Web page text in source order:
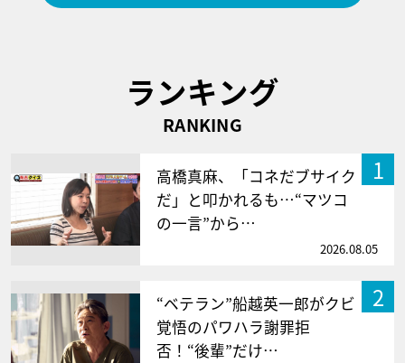
ランキング
RANKING
1
高橋真麻、「コネだブサイク
だ」と叩かれるも…“マツコ
の一言”から…
2026.08.05
2
“ベテラン”船越英一郎がクビ
覚悟のパワハラ謝罪拒
否！“後輩”だけ…